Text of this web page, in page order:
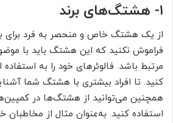
۱- هشتگ‌های برند
از یک هشتگ خاص و منحصر به فرد برای
فراموش نکنید که این هشتگ باید با
مرتبط باشد. فالوئرهای خود را به
کنید. تا افراد بیشتری با هشتگ شما
همچنین می‌توانید از هشتگ‌ها در
استفاده کنید. به‌عنوان مثال از مخاطبان